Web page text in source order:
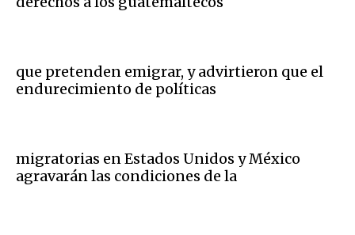
que pretenden emigrar, y advirtieron que el
endurecimiento de políticas
migratorias en Estados Unidos y México
agravarán las condiciones de la